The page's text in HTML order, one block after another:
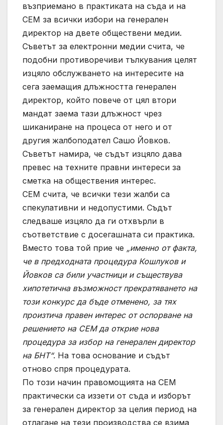
възприемано в практиката на съда и на
СЕМ за всички избори на генерален
директор на двете обществени медии.
Съветът за електронни медии счита, че
подобни противоречиви тълкувания целят
изцяло обслужването на интересите на
сега заемащия длъжността генерален
директор, който повече от цял втори
мандат заема тази длъжност чрез
шиканиране на процеса от него и от
другия жалбоподател Сашо Йовков.
Съветът намира, че съдът изцяло дава
превес на техните правни интереси за
сметка на обществения интерес.
СЕМ счита, че всички тези жалби са
спекулативни и недопустими. Съдът
следваше изцяло да ги отхвърли в
съответствие с досегашната си практика.
Вместо това той прие че „именно от факта,
че в предходната процедура Кошлуков и
Йовков са били участници и съществува
хипотетична възможност прекратяването на
този конкурс да бъде отменено, за тях
произтича правен интерес от оспорване на
решението на СЕМ да открие нова
процедура за избор на генерален директор
на БНТ“. На това основание и съдът
отново спря процедурата.
По този начин правомощията на СЕМ
практически са иззети от съда и изборът
за генерален директор за целия период на
отлагане на тези производства се взима